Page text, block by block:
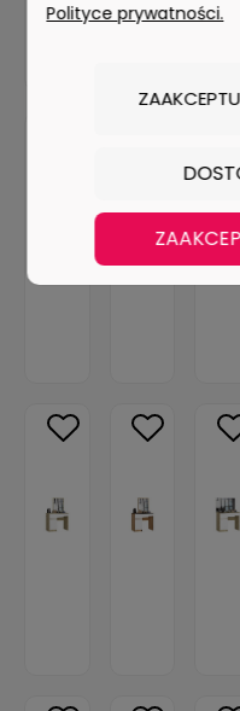
Polityce prywatności.